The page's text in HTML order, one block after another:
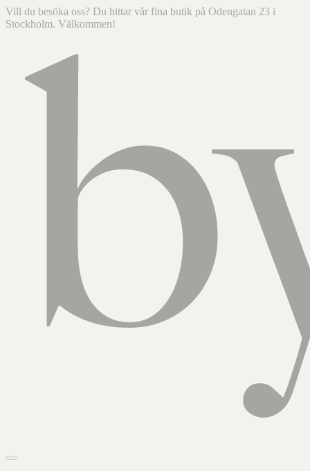
Vill du besöka oss? Du hittar vår fina butik på Odengatan 23 i
Stockholm. Välkommen!